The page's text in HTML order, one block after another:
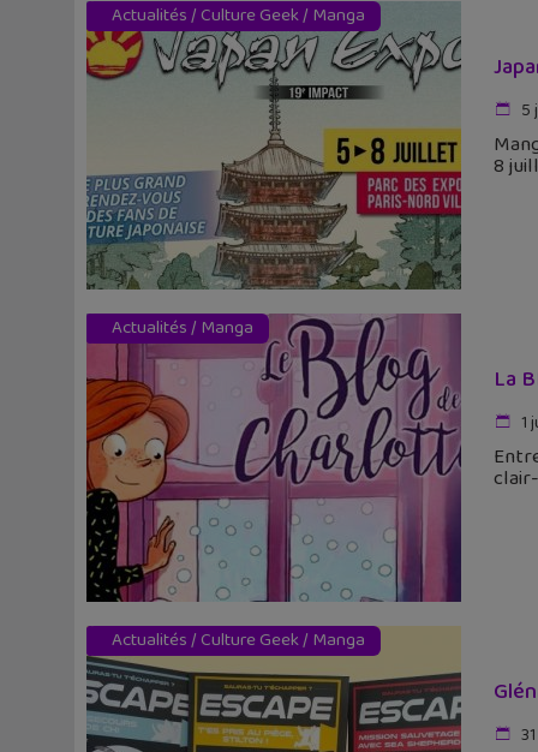
Actualités/ Culture Geek/ Manga
5
8
Actualités/ Manga
La
1
Actualités/ Culture Geek/ Manga